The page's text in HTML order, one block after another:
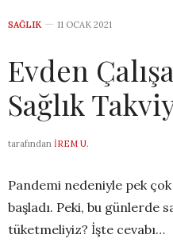
SAĞLIK 11 OCAK 2021
Evden
Sağlık
tarafından İREM U.
Pandemi nedeniyle pek
başladı. Peki, bu günlerde
tüketmeliyiz? İşte cevabı…